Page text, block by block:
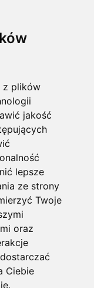
z plików
jakość
lepsze
ze strony
Twoje
oraz
Ciebie
.
firmy
połączyć
dłużej niż do
0